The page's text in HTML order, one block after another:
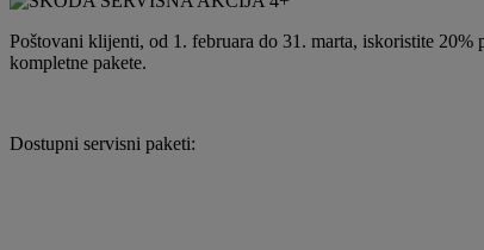
Poštovani klijenti, od 1. februara do 31. marta, iskoristite
kompletne pakete.
Dostupni servisni paketi: